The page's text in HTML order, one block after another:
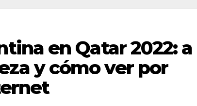
en Qatar 2022: a
y cómo ver por